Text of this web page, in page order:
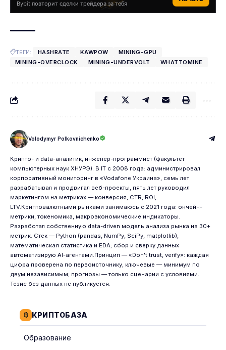
Bybit повторит сделки трейдера за тебя
ТЕГИ: HASHRATE KAWPOW
MINING-GPU
MINING-OVERCLOCK
MINING-UNDERVOLT WHATTOMINE
Volodymyr Polkovnichenko
Крипто- и data-аналитик, инженер-программист (факультет
компьютерных наук ХНУРЭ). В IT с 2008 года: администрировал
корпоративный мониторинг в «Vodafone Украина», семь лет
разрабатывал и продвигал веб-проекты, пять лет руководил
маркетингом на метриках — конверсия, CTR, ROI,
LTV.Криптовалютными рынками занимаюсь с 2021 года: ончейн-
метрики, токеномика, макроэкономические индикаторы.
Разработал собственную data-driven модель анализа рынка на 30+
метрик. Стек — Python (pandas, NumPy, SciPy, matplotlib),
математическая статистика и EDA; сбор и сверку данных
автоматизирую AI-агентами.Принцип — «Don't trust, verify»: каждая
цифра проверена по первоисточнику, ключевые — минимум по
двум независимым; прогнозы — только сценарии с условиями.
Тезис без данных не публикуется.
КРИПТОБАЗА
Образование